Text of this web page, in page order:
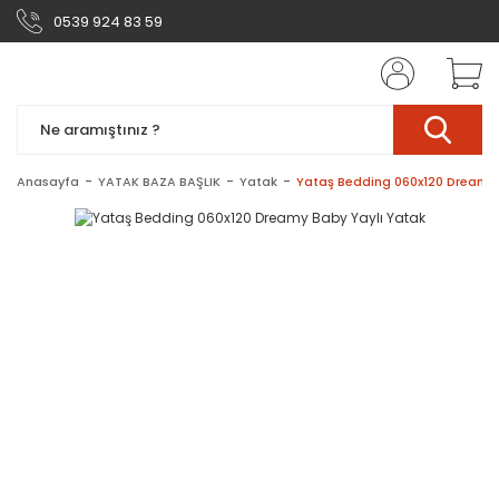
0539 924 83 59
Anasayfa YATAK BAZA BAŞLIK Yatak Yataş Bedding 060x120